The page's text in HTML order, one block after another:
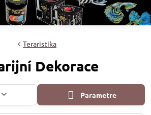
Teraristika
Dekorace
Parametre